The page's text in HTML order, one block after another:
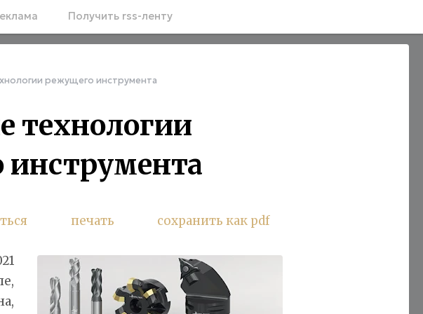
Получить rss-ленту
режущего инструмента
технологии
печать сохранить как pdf